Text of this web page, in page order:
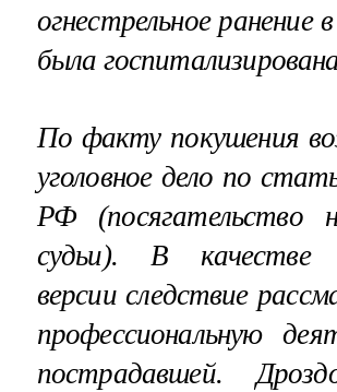
огнестрельное
была
По факту покушения
уголовное дело по
РФ (посягательство
судьи). В качестве
версии следствие
профессиональную
пострадавшей.